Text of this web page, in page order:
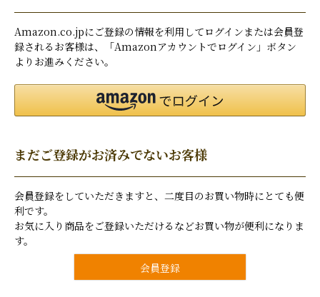
Amazon.co.jpにご登録の情報を利用してログインまたは会員登
録されるお客様は、「Amazonアカウントでログイン」ボタン
よりお進みください。
まだご登録がお済みでないお客様
会員登録をしていただきますと、二度目のお買い物時にとても便
利です。
お気に入り商品をご登録いただけるなどお買い物が便利になりま
す。
会員登録